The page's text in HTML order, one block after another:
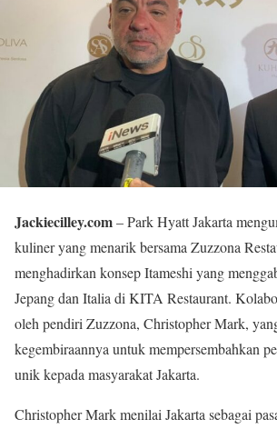
Jackiecilley.com– Park Hyatt Jakarta
kuliner yang menarik bersama Zuzzona
menghadirkan konsep Itameshi yang
Jepang dan Italia di KITA Restaurant.
oleh pendiri Zuzzona, Christopher Mark,
kegembiraannya untuk mempersembahkan
unik kepada masyarakat Jakarta.
Christopher Mark menilai Jakarta sebagai